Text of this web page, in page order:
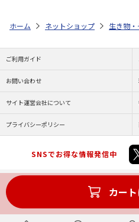
カー
ホーム ネットショップ 生き物
ご利用ガイド
お問い合わせ
サイト運営会社について
プライバシーポリシー
SNSでお得な情報発信中